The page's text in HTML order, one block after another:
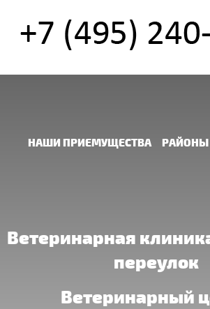
НАШИ ПРИЕМУЩЕСТВА РАЙОНЫ
Ветеринарная
переулок
Ветеринарный